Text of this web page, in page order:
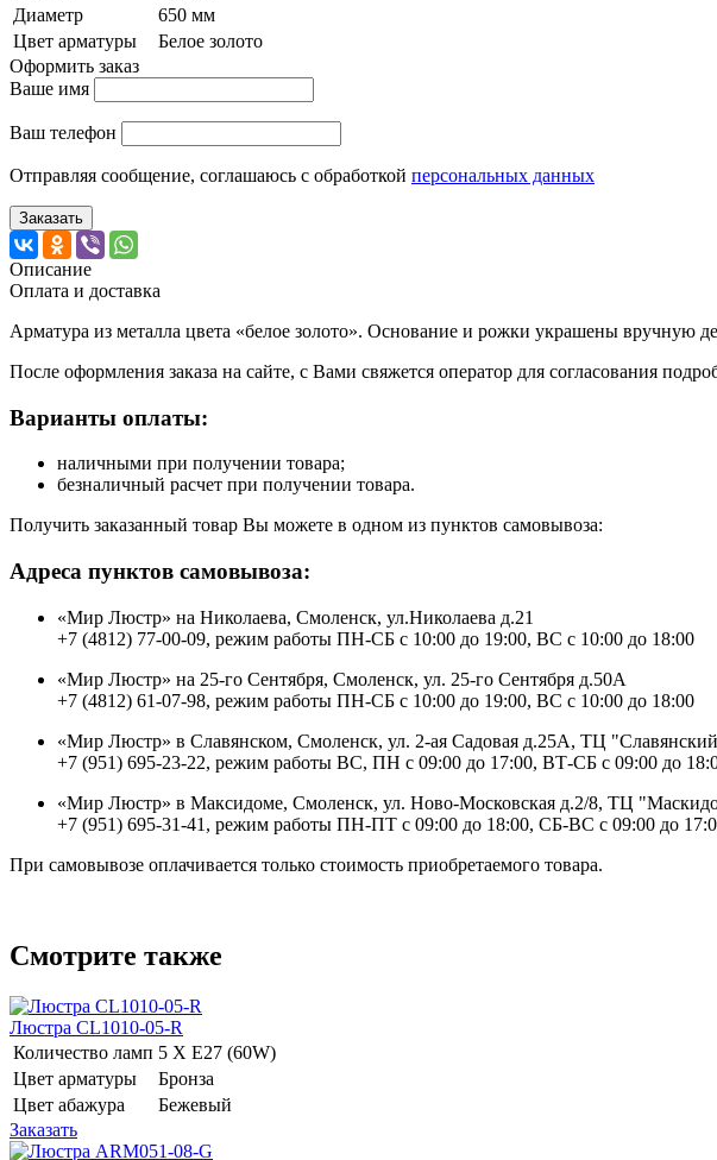
Диаметр
650 мм
Цвет арматуры
Белое золото
Оформить заказ
Ваше имя
Ваш телефон
Отправляя сообщение, соглашаюсь с обработкой персональных данных
Заказать
Описание
Оплата и доставка
Арматура из металла цвета «белое золото». Основание и рожки украшены вручную
После оформления заказа на сайте, с Вами свяжется оператор для согласования
Варианты оплаты:
наличными при получении товара;
безналичный расчет при получении товара.
Получить заказанный товар Вы можете в одном из пунктов самовывоза:
Адреса пунктов самовывоза:
«Мир Люстр» на Николаева, Смоленск, ул.Николаева д.21
+7 (4812) 77-00-09, режим работы ПН-СБ с 10:00 до 19:00, ВС с 10:00 до 18:00
«Мир Люстр» на 25-го Сентября, Смоленск, ул. 25-го Сентября д.50А
+7 (4812) 61-07-98, режим работы ПН-СБ с 10:00 до 19:00, ВС с 10:00 до 18:00
«Мир Люстр» в Славянском, Смоленск, ул. 2-ая Садовая д.25А, ТЦ
+7 (951) 695-23-22, режим работы ВС, ПН с 09:00 до 17:00, ВТ-СБ с 09:00 до
«Мир Люстр» в Максидоме, Смоленск, ул. Ново-Московская д.2/8, ТЦ
+7 (951) 695-31-41, режим работы ПН-ПТ с 09:00 до 18:00, СБ-ВС с 09:00 до
При самовывозе оплачивается только стоимость приобретаемого товара.
Смотрите также
Люстра CL1010-05-R
Количество ламп 5 Х E27 (60W)
Цвет арматуры
Бронза
Цвет абажура
Бежевый
Заказать